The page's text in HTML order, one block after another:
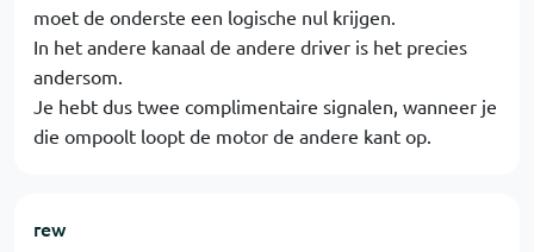
moet de onderste een logische nul krijgen.
In het andere kanaal de andere driver is het precies
andersom.
Je hebt dus twee complimentaire signalen, wanneer je
die ompoolt loopt de motor de andere kant op.
rew